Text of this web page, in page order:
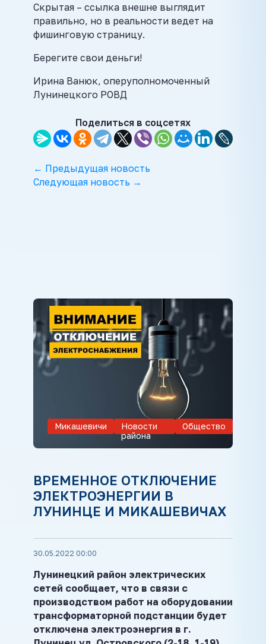
Скрытая – ссылка внешне выглядит
правильно, но в реальности ведет на
фишинговую страницу.
Берегите свои деньги!
Ирина Ванюк, оперуполномоченный
Лунинецкого РОВД
Поделиться в соцсетях
← Предыдущая новость
Следующая новость →
Микашевичи
Новости
района
Общество
ВРЕМЕННОЕ ОТКЛЮЧЕНИЕ
ЭЛЕКТРОЭНЕРГИИ В
ЛУНИНЦЕ И МИКАШЕВИЧАХ
30.05.2022 00:00
Лунинецкий район электрических
сетей сообщает, что в связи с
производством работ на оборудовании
трансформаторной подстанции будет
отключена электроэнергия в г.